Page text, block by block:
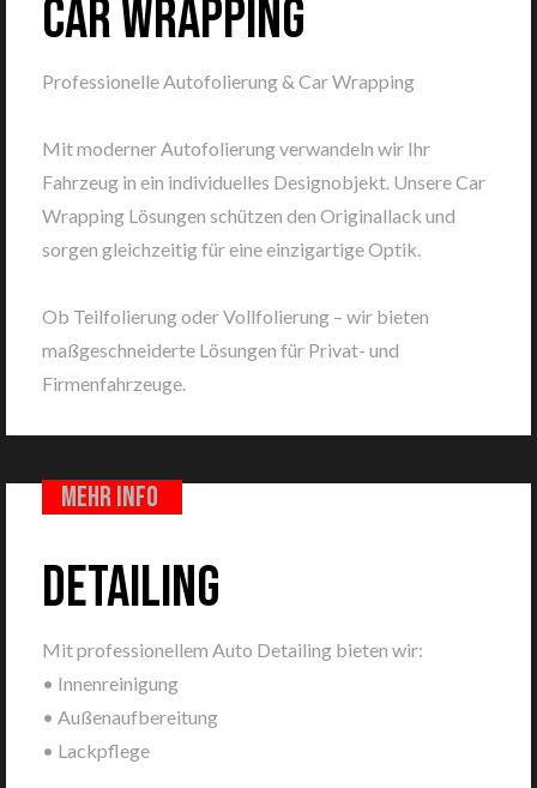
CAR WRAPPING
Professionelle Autofolierung & Car Wrapping
Mit moderner Autofolierung verwandeln wir Ihr
Fahrzeug in ein individuelles Designobjekt. Unsere Car
Wrapping Lösungen schützen den Originallack und
sorgen gleichzeitig für eine einzigartige Optik.
Ob Teilfolierung oder Vollfolierung – wir bieten
maßgeschneiderte Lösungen für Privat- und
Firmenfahrzeuge.
Mehr info
DETAILING
Mit professionellem Auto Detailing bieten wir:
• Innenreinigung
• Außenaufbereitung
• Lackpflege